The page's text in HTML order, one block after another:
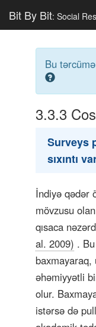
Bit By Bit: Social
Bu
3.3.3
Surveys
sıxıntı
İndiyə qədər
mövzusu
qısaca
al. 2009) .
baxmayaraq,
əhəmiyyətli
olur.
istərsə də